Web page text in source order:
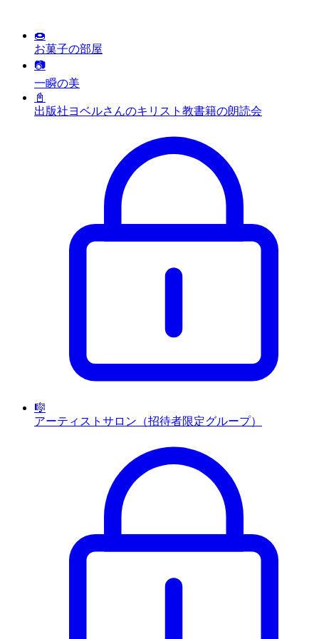
🍩
お菓子の部屋
📷
一瞬の美
📓
出版社ヨベルさんのキリスト教書籍の朗読会
🎼
アーティストサロン（招待者限定グループ）